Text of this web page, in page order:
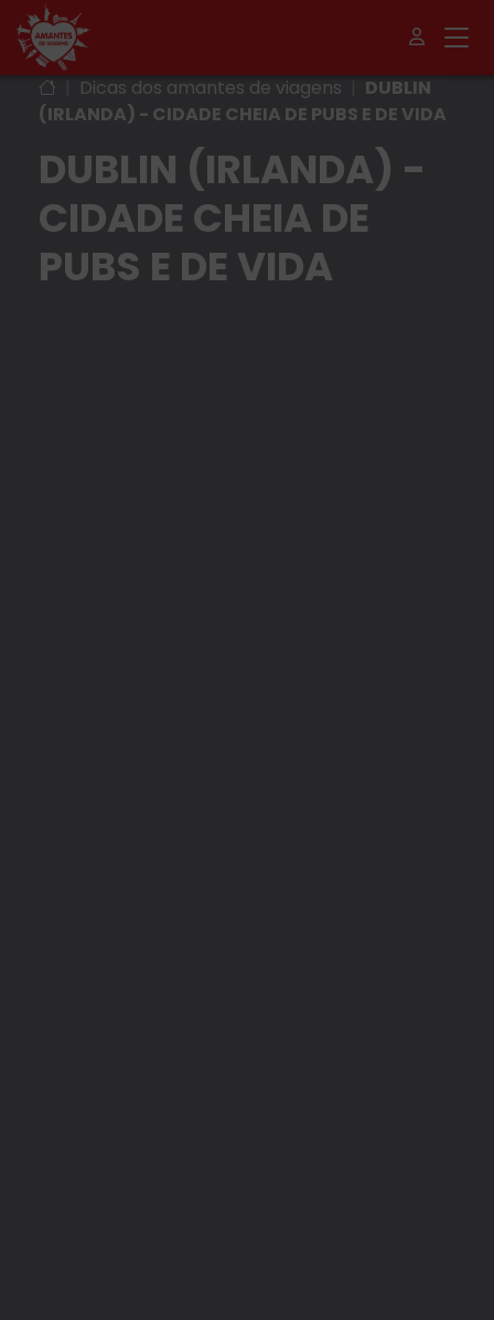
Dicas dos amantes de viagens
DUBLIN
(IRLANDA) - CIDADE CHEIA DE PUBS E DE VIDA
DUBLIN (IRLANDA) -
CIDADE CHEIA DE
PUBS E DE VIDA